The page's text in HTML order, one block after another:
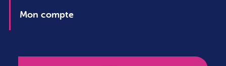
Mon compte